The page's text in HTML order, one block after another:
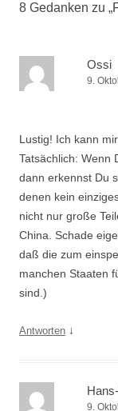
8 Gedanken zu „
Ossi
9.
Lustig! Ich kann
Tatsächlich: Wenn
dann erkennst Du
denen kein
nicht nur große
China. Schade
daß die zum
manchen Staaten
sind.)
Antworten ↓
9.